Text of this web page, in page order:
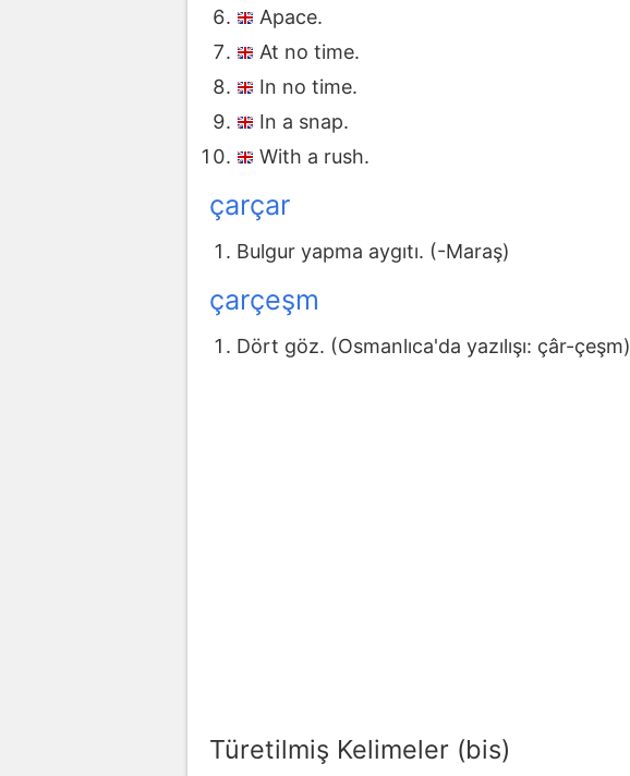
Apace.
At no time.
In no time.
In a snap.
With a rush.
çarçar
Bulgur yapma aygıtı. (-Maraş)
çarçeşm
Dört göz. (Osmanlıca'da yazılışı: çâr-çeşm)
Türetilmiş Kelimeler (bis)